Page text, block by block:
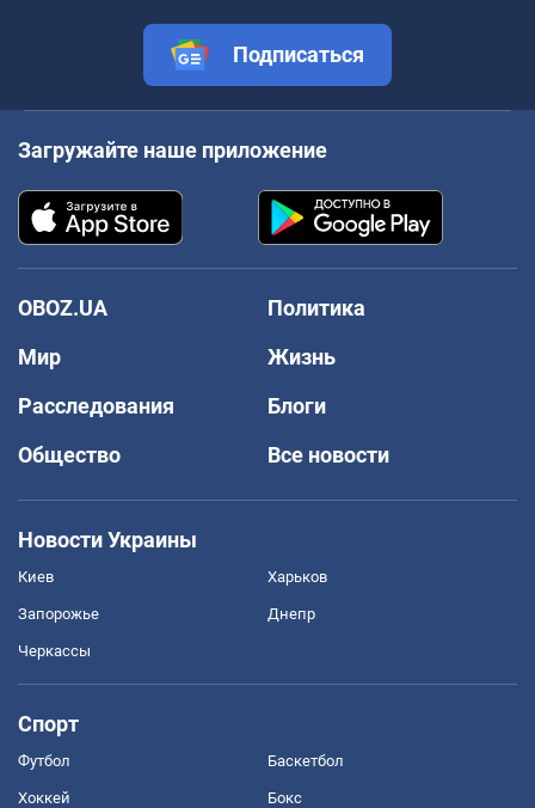
Подписаться
Загружайте наше приложение
OBOZ.UA
Политика
Мир
Жизнь
Расследования
Блоги
Общество
Все новости
Новости Украины
Киев Харьков
Запорожье Днепр
Черкассы
Спорт
Футбол Баскетбол
Хоккей Бокс